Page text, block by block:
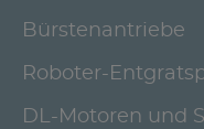
Bürstenantriebe
Roboter-
DL-Motoren und